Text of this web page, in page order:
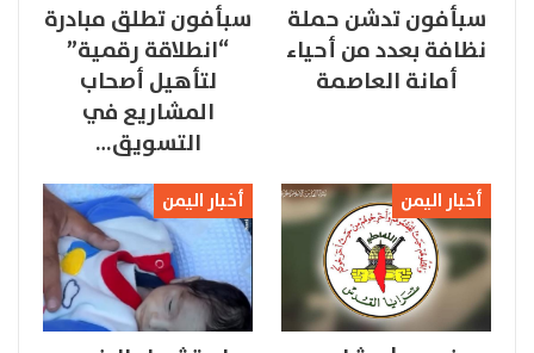
سبأفون تدشن حملة
نظافة بعدد من أحياء
أمانة العاصمة
سبأفون تطلق مبادرة
“انطلاقة رقمية”
لتأهيل أصحاب
المشاريع في
التسويق…
أخبار اليمن أخبار اليمن